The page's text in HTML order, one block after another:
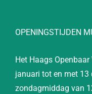
OPENINGSTIJDEN
Het Haags
januari tot en met 13
zondagmiddag van